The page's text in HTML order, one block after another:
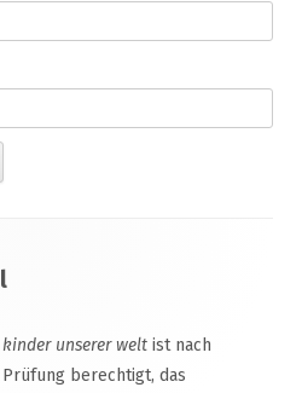
kinder unserer welt ist nach
Prüfung berechtigt, das